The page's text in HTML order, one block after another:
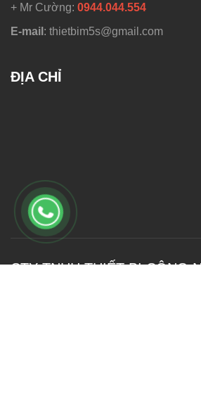
+ Mr Cường: 0944.044.554
E-mail : thietbim5s@gmail.com
ĐỊA CHỈ
CTY TNHH THIẾT BỊ CÔNG